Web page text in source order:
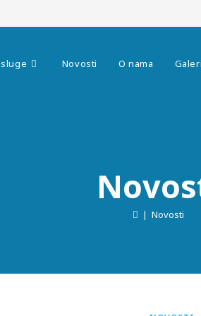
Novosti O nama
| Novosti